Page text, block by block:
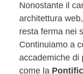
Nonostante il
architettura
resta ferma nei
Continuiamo a
accademiche di
come la